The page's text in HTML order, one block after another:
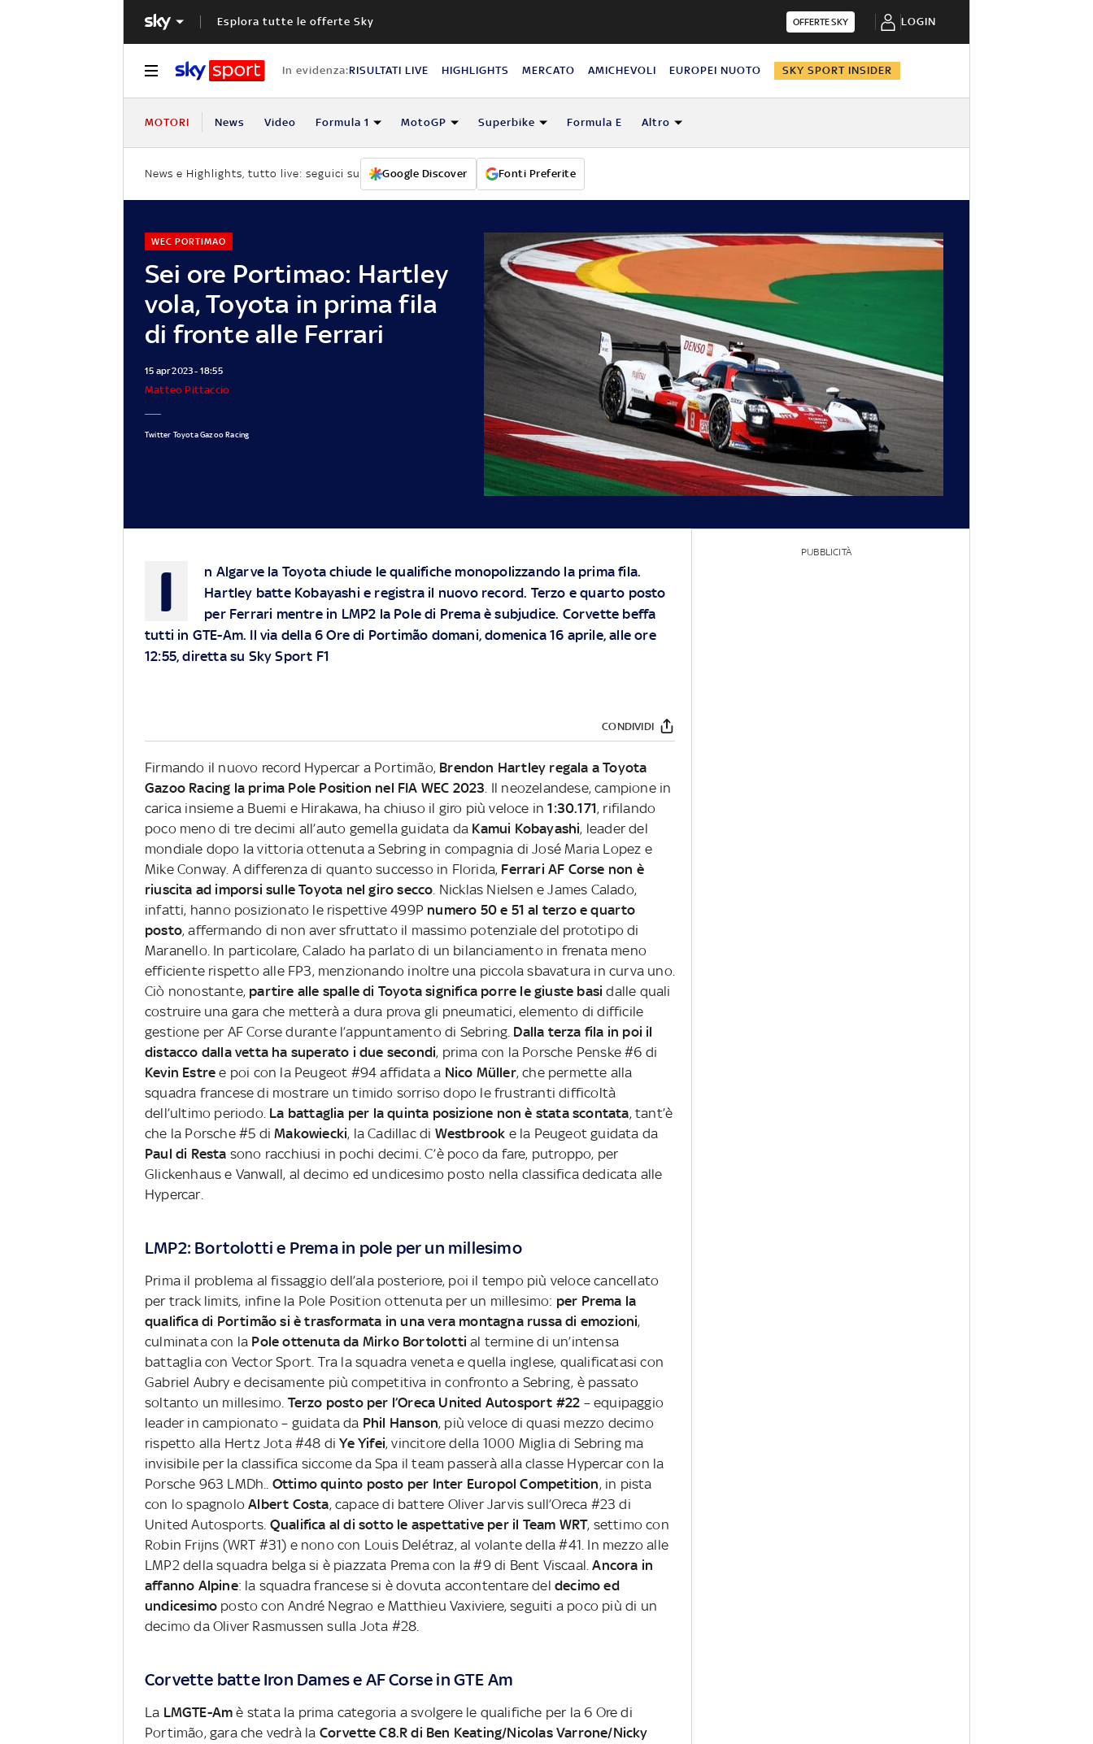
Esplora tutte le offerte Sky OFFERTE SKY LOGIN
In evidenza:RISULTATI LIVE HIGHLIGHTS MERCATO AMICHEVOLI EUROPEI NUOTO SKY SPORT INSIDER
MOTORI News Video Formula 1 MotoGP Superbike Formula E Altro
News e Highlights, tutto live: seguici su Google Discover Fonti Preferite
Sei ore Portimao: Hartley
vola, Toyota in prima fila
di fronte alle Ferrari
WEC PORTIMAO
15 apr 2023 - 18:55
Matteo Pittaccio
Twitter Toyota Gazoo Racing
I
n Algarve la Toyota chiude le qualifiche monopolizzando la prima fila.
Hartley batte Kobayashi e registra il nuovo record. Terzo e quarto posto
per Ferrari mentre in LMP2 la Pole di Prema è subjudice. Corvette beffa
tutti in GTE-Am. Il via della 6 Ore di Portimão domani, domenica 16 aprile, alle ore
12:55, diretta su Sky Sport F1
CONDIVIDI
Firmando il nuovo record Hypercar a Portimão, Brendon Hartley regala a Toyota
Gazoo Racing la prima Pole Position nel FIA WEC 2023. Il neozelandese, campione in
carica insieme a Buemi e Hirakawa, ha chiuso il giro più veloce in1:30.171, rifilando
poco meno di tre decimi all’auto gemella guidata da Kamui Kobayashi, leader del
mondiale dopo la vittoria ottenuta a Sebring in compagnia di José Maria Lopez e
Mike Conway. A differenza di quanto successo in Florida, Ferrari AF Corse non è
riuscita ad imporsi sulle Toyota nel giro secco. Nicklas Nielsen e James Calado,
infatti, hanno posizionato le rispettive 499P numero 50 e 51 al terzo e quarto
posto, affermando di non aver sfruttato il massimo potenziale del prototipo di
Maranello. In particolare, Calado ha parlato di un bilanciamento in frenata meno
efficiente rispetto alle FP3, menzionando inoltre una piccola sbavatura in curva uno.
Ciò nonostante, partire alle spalle di Toyota significa porre le giuste basi dalle quali
costruire una gara che metterà a dura prova gli pneumatici, elemento di difficile
gestione per AF Corse durante l’appuntamento di Sebring. Dalla terza fila in poi il
distacco dalla vetta ha superato i due secondi, prima con la Porsche Penske #6 di
Kevin Estre e poi con la Peugeot #94 affidata a Nico Müller, che permette alla
squadra francese di mostrare un timido sorriso dopo le frustranti difficoltà
dell’ultimo periodo. La battaglia per la quinta posizione non è stata scontata, tant’è
che la Porsche #5 diMakowiecki, la Cadillac di Westbrook e la Peugeot guidata da
Paul di Resta sono racchiusi in pochi decimi. C’è poco da fare, putroppo, per
Glickenhaus e Vanwall, al decimo ed undicesimo posto nella classifica dedicata alle
Hypercar.
LMP2: Bortolotti e Prema in pole per un millesimo
Prima il problema al fissaggio dell’ala posteriore, poi il tempo più veloce cancellato
per track limits, infine la Pole Position ottenuta per un millesimo: per Prema la
qualifica di Portimão si è trasformata in una vera montagna russa di emozioni,
culminata con la Pole ottenuta da Mirko Bortolotti al termine di un’intensa
battaglia con Vector Sport. Tra la squadra veneta e quella inglese, qualificatasi con
Gabriel Aubry e decisamente più competitiva in confronto a Sebring, è passato
soltanto un millesimo. Terzo posto per l’Oreca United Autosport #22 – equipaggio
leader in campionato – guidata da Phil Hanson, più veloce di quasi mezzo decimo
rispetto alla Hertz Jota #48 di Ye Yifei, vincitore della 1000 Miglia di Sebring ma
invisibile per la classifica siccome da Spa il team passerà alla classe Hypercar con la
Porsche 963 LMDh.. Ottimo quinto posto per Inter Europol Competition, in pista
con lo spagnoloAlbert Costa, capace di battere Oliver Jarvis sull’Oreca #23 di
United Autosports. Qualifica al di sotto le aspettative per il Team WRT, settimo con
Robin Frijns (WRT #31) e nono con Louis Delétraz, al volante della #41. In mezzo alle
LMP2 della squadra belga si è piazzata Prema con la #9 di Bent Viscaal.Ancora in
affanno Alpine: la squadra francese si è dovuta accontentare deldecimo ed
undicesimo posto con André Negrao e Matthieu Vaxiviere, seguiti a poco più di un
decimo da Oliver Rasmussen sulla Jota #28.
Corvette batte Iron Dames e AF Corse in GTE Am
La LMGTE-Am è stata la prima categoria a svolgere le qualifiche per la 6 Ore di
Portimão, gara che vedrà la Corvette C8.R di Ben Keating/Nicolas Varrone/Nicky
PUBBLICITÀ